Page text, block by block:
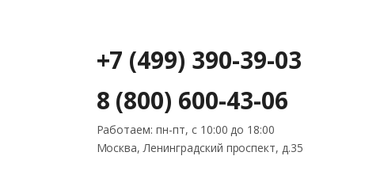
+7 (499) 390-39-03
8 (800) 600-43-06
Работаем: пн-пт, с 10:00 до 18:00
Москва, Ленинградский проспект, д.35